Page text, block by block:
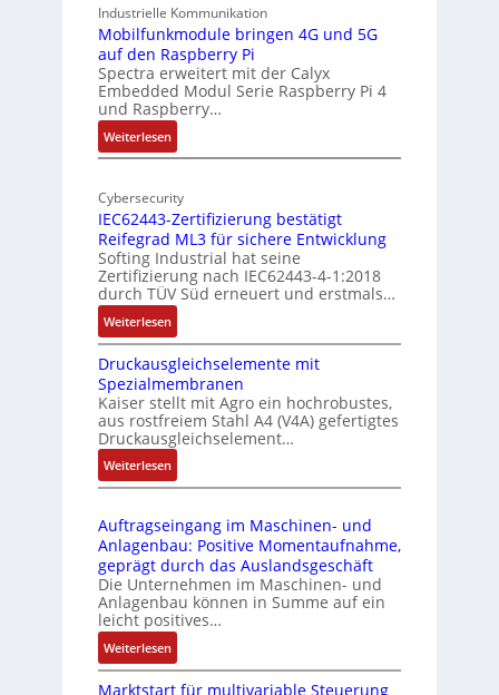
I
a
n
d
g
e
9
-
Z
o
l
l
-
I
d
u
t
r
i
e
-
P
C
l
ä
s
s
s
i
c
h
f
l
e
x
i
Industrielle Kommunikation
Mobilfunkmodule bringen 4G und 5G
auf den Raspberry Pi
Spectra erweitert mit der Calyx
Embedded Modul Serie Raspberry Pi 4
und Raspberry…
Weiterlesen:
M
b
i
f
u
n
k
m
o
d
u
l
e
b
r
i
n
e
n
4
G
u
n
Cybersecurity
IEC62443-Zertifizierung bestätigt
Reifegrad ML3 für sichere Entwicklung
Softing Industrial hat seine
Zertifizierung nach IEC62443-4-1:2018
durch TÜV Süd erneuert und erstmals…
Weiterlesen:
I
E
C
6
2
4
4
3
Z
e
r
t
i
Druckausgleichselemente mit
Spezialmembranen
Kaiser stellt mit Agro ein hochrobustes,
aus rostfreiem Stahl A4 (V4A) gefertigtes
Druckausgleichselement…
Weiterlesen:
D
u
c
k
a
u
s
g
l
Auftragseingang im Maschinen- und
Anlagenbau: Positive Momentaufnahme,
geprägt durch das Auslandsgeschäft
Die Unternehmen im Maschinen- und
Anlagenbau können in Summe auf ein
leicht positives…
Weiterlesen:
A
u
Marktstart für multivariable Steuerung